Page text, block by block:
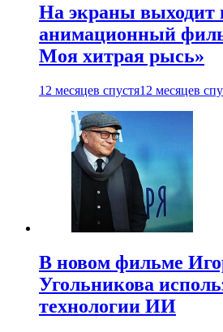
На экраны выходит
анимационный
Моя хитрая рысь»
12 месяцев спустя12 месяцев
В новом фильме
Угольникова
технологии ИИ